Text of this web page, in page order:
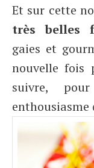
Et sur cette
très belles
gaies et
nouvelle fois
suivre,